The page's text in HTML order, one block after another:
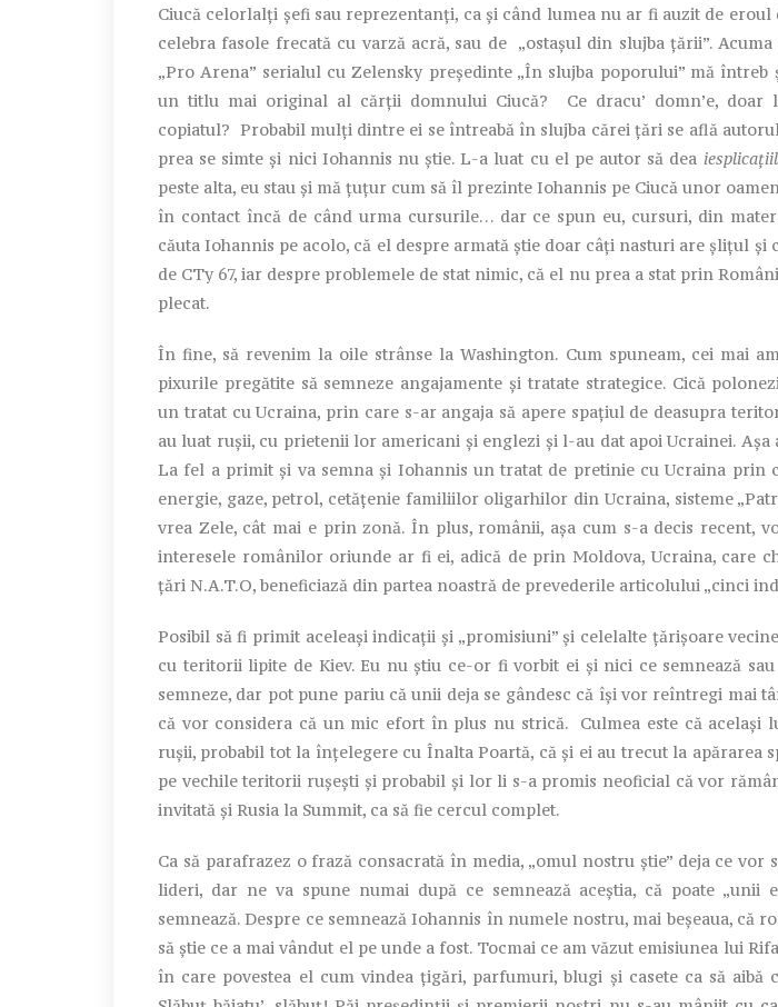
Ciucă celorlalți șefi sau reprezentanți, ca și când lumea nu ar fi auzit de eroul
celebra fasole frecată cu varză acră, sau de „ostașul din slujba țării”.
„Pro Arena” serialul cu Zelensky președinte „În slujba poporului” mă întreb
un titlu mai original al cărții domnului Ciucă? Ce dracu’ domn’e, doar
copiatul? Probabil mulți dintre ei se întreabă în slujba cărei țări se află
prea se simte și nici Iohannis nu știe. L-a luat cu el pe autor să dea
peste alta, eu stau și mă țuțur cum să îl prezinte Iohannis pe Ciucă unor
în contact încă de când urma cursurile… dar ce spun eu, cursuri, din
căuta Iohannis pe acolo, că el despre armată știe doar câți nasturi are șlițul și
de CTy 67, iar despre problemele de stat nimic, că el nu prea a stat prin
plecat.
În fine, să revenim la oile strânse la Washington. Cum spuneam, cei mai
pixurile pregătite să semneze angajamente și tratate strategice. Cică
un tratat cu Ucraina, prin care s-ar angaja să apere spațiul de deasupra
au luat rușii, cu prietenii lor americani și englezi și l-au dat apoi Ucrainei. Așa
La fel a primit și va semna și Iohannis un tratat de pretinie cu Ucraina prin
energie, gaze, petrol, cetățenie familiilor oligarhilor din Ucraina, sisteme
vrea Zele, cât mai e prin zonă. În plus, românii, așa cum s-a decis recent,
interesele românilor oriunde ar fi ei, adică de prin Moldova, Ucraina, care
țări N.A.T.O, beneficiază din partea noastră de prevederile articolului „cinci
Posibil să fi primit aceleași indicații și „promisiuni” și celelalte țărișoare
cu teritorii lipite de Kiev. Eu nu știu ce-or fi vorbit ei și nici ce semnează sau
semneze, dar pot pune pariu că unii deja se gândesc că își vor reîntregi mai
că vor considera că un mic efort în plus nu strică. Culmea este că același
rușii, probabil tot la înțelegere cu Înalta Poartă, că și ei au trecut la apărarea
pe vechile teritorii rușești și probabil și lor li s-a promis neoficial că vor
invitată și Rusia la Summit, ca să fie cercul complet.
Ca să parafrazez o frază consacrată în media, „omul nostru știe” deja ce vor
lideri, dar ne va spune numai după ce semnează aceștia, că poate „unii
semnează. Despre ce semnează Iohannis în numele nostru, mai beșeaua, că
să știe ce a mai vândut el pe unde a fost. Tocmai ce am văzut emisiunea lui
în care povestea el cum vindea țigări, parfumuri, blugi și casete ca să aibă